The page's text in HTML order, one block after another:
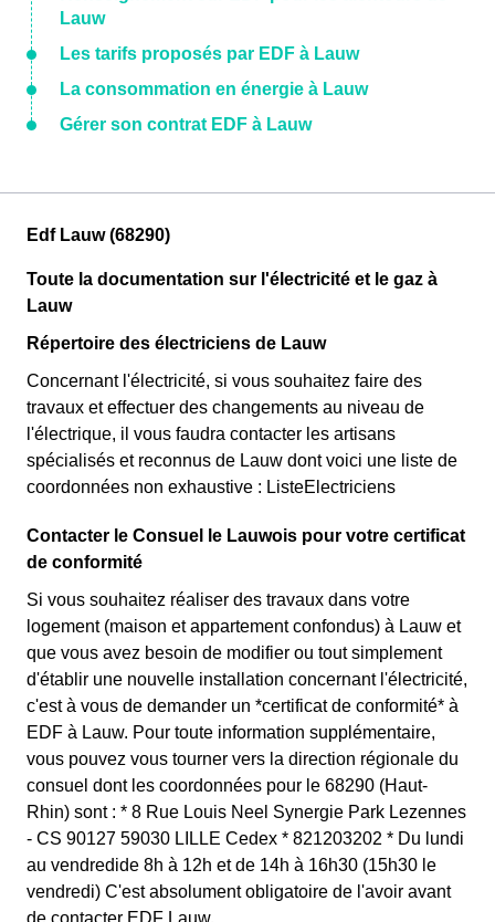
Lauw
Les tarifs proposés par EDF à Lauw
La consommation en énergie à Lauw
Gérer son contrat EDF à Lauw
Edf Lauw (68290)
Toute la documentation sur l'électricité et le gaz à
Lauw
Répertoire des électriciens de Lauw
Concernant l'électricité, si vous souhaitez faire des
travaux et effectuer des changements au niveau de
l'électrique, il vous faudra contacter les artisans
spécialisés et reconnus de Lauw dont voici une liste de
coordonnées non exhaustive : ListeElectriciens
Contacter le Consuel le Lauwois pour votre certificat
de conformité
Si vous souhaitez réaliser des travaux dans votre
logement (maison et appartement confondus) à Lauw et
que vous avez besoin de modifier ou tout simplement
d'établir une nouvelle installation concernant l'électricité,
c'est à vous de demander un *certificat de conformité* à
EDF à Lauw. Pour toute information supplémentaire,
vous pouvez vous tourner vers la direction régionale du
consuel dont les coordonnées pour le 68290 (Haut-
Rhin) sont : * 8 Rue Louis Neel Synergie Park Lezennes
- CS 90127 59030 LILLE Cedex * 821203202 * Du lundi
au vendredide 8h à 12h et de 14h à 16h30 (15h30 le
vendredi) C'est absolument obligatoire de l'avoir avant
de contacter EDF Lauw.